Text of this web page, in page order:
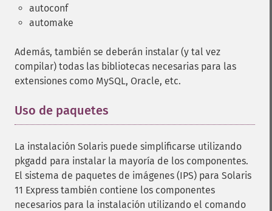
autoconf
automake
Además, también se deberán instalar (y tal vez
compilar) todas las bibliotecas necesarias para las
extensiones como MySQL, Oracle, etc.
Uso de paquetes
La instalación Solaris puede simplificarse utilizando
pkgadd para instalar la mayoría de los componentes.
El sistema de paquetes de imágenes (IPS) para Solaris
11 Express también contiene los componentes
necesarios para la instalación utilizando el comando